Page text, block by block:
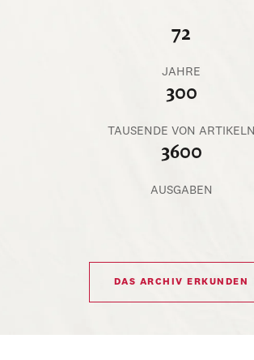
72
JAHRE
300
TAUSENDE VON ARTIKELN
3600
AUSGABEN
DAS ARCHIV ERKUNDEN